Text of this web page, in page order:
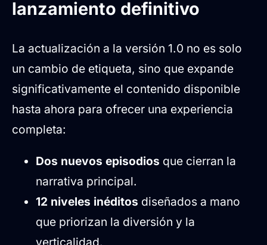
lanzamiento definitivo
La actualización a la versión 1.0 no es solo
un cambio de etiqueta, sino que expande
significativamente el contenido disponible
hasta ahora para ofrecer una experiencia
completa:
Dos nuevos episodios que cierran la
narrativa principal.
12 niveles inéditos diseñados a mano
que priorizan la diversión y la